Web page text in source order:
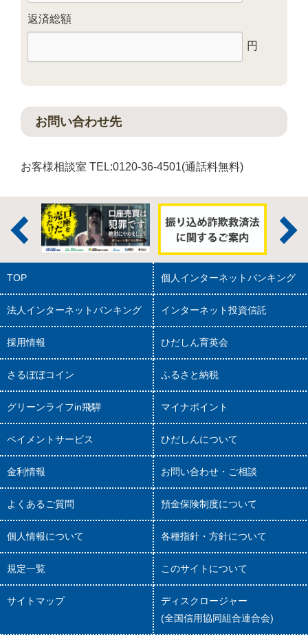
返済総額
円
お問い合わせ先
お客様相談室 TEL:0120-36-4501(通話料無料)
TOP 個人インターネットバンキング
法人インターネットバンキング インターネット投資信託
採用情報 ひだしん育英会
さるぼぼコイン ふるさと納税
グリーンライフin飛騨 マイナポイント
ペイメントサービス ひだしんについて
金利情報 お問い合わせ・ご相談
よくあるご質問 預金保険制度について
個人情報について 各種指針・方針について
規定一覧 このサイトについて
サイトマップ
ディスクロージャー
(全国信用協同組合連合会)